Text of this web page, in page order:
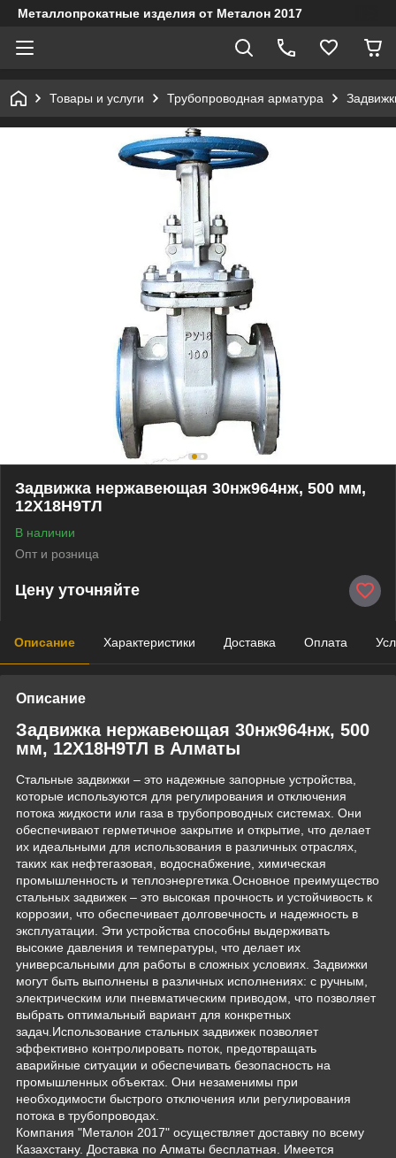
Металлопрокатные изделия от Металон 2017
Товары и услуги Трубопроводная арматура
Задвижка нержавеющая 30нж964нж, 500 мм,
12Х18Н9ТЛ
В наличии
Опт и розница
Цену уточняйте
Описание Характеристики Доставка Оплата
Описание
Задвижка нержавеющая 30нж964нж, 500
мм, 12Х18Н9ТЛ в Алматы
Стальные задвижки – это надежные запорные устройства,
которые используются для регулирования и отключения
потока жидкости или газа в трубопроводных системах. Они
обеспечивают герметичное закрытие и открытие, что делает
их идеальными для использования в различных отраслях,
таких как нефтегазовая, водоснабжение, химическая
промышленность и теплоэнергетика.Основное преимущество
стальных задвижек – это высокая прочность и устойчивость к
коррозии, что обеспечивает долговечность и надежность в
эксплуатации. Эти устройства способны выдерживать
высокие давления и температуры, что делает их
универсальными для работы в сложных условиях. Задвижки
могут быть выполнены в различных исполнениях: с ручным,
электрическим или пневматическим приводом, что позволяет
выбрать оптимальный вариант для конкретных
задач.Использование стальных задвижек позволяет
эффективно контролировать поток, предотвращать
аварийные ситуации и обеспечивать безопасность на
промышленных объектах. Они незаменимы при
необходимости быстрого отключения или регулирования
потока в трубопроводах.
Компания "Металон 2017" осуществляет доставку по всему
Казахстану. Доставка по Алматы бесплатная. Имеется